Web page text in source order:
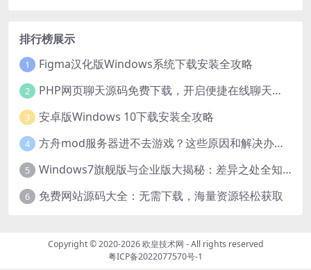
排行榜展示
1 Figma汉化版Windows系统下载安装全攻略
2 PHP网页聊天源码免费下载，开启便捷在线聊天开发之旅
3 安卓版Windows 10下载安装全攻略
4 方舟mod服务器进不去游戏？这些原因和解决办法你得知道
5 Windows7旗舰版与企业版大揭秘：差异之处全知晓
6 免费网站源码大全：无需下载，海量资源轻松获取
Copyright © 2020-2026欧皇技术网 - All rights reserved
粤ICP备2022077570号-1